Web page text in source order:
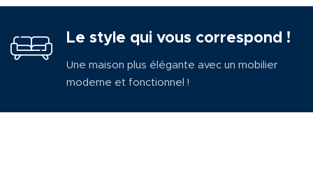
Le style qui vous correspond !
Une maison plus élégante avec un mobilier
moderne et fonctionnel !